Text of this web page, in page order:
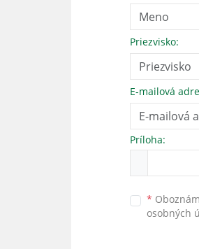
Priezvisko:
E-mailová
Príloha:
*
osobných